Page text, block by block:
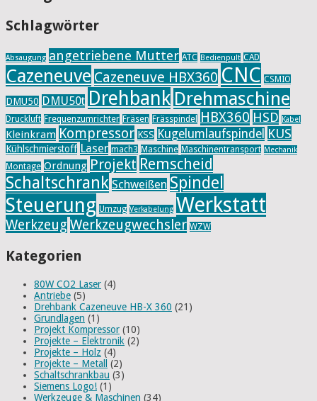
Schlagwörter
Absaugung angetriebene Mutter ATC Bedienpult CAD
Cazeneuve Cazeneuve HBX360 CNC CSMIO
DMU50 DMU50t Drehbank Drehmaschine
Druckluft Frequenzumrichter Fräsen Frässpindel HBX360 HSD Kabel
Kleinkram Kompressor KSS Kugelumlaufspindel KUS
Kühlschmierstoff Laser mach3 Maschine Maschinentransport Mechanik
Montage Ordnung Projekt Remscheid
Schaltschrank Schweißen Spindel
Steuerung Umzug Verkabelung Werkstatt
Werkzeug Werkzeugwechsler WZW
Kategorien
80W CO2 Laser (4)
Antriebe (5)
Drehbank Cazeneuve HB-X 360 (21)
Grundlagen (1)
Projekt Kompressor (10)
Projekte – Elektronik (2)
Projekte – Holz (4)
Projekte – Metall (2)
Schaltschrankbau (3)
Siemens Logo! (1)
Werkzeuge & Maschinen (34)